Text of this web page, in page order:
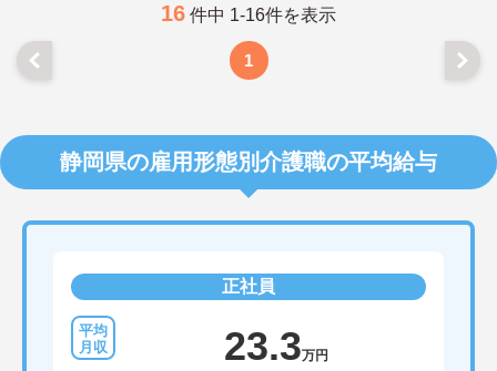
16 件中 1-16件を表示
1
静岡県の雇用形態別介護職の平均給与
正社員
23.3万円